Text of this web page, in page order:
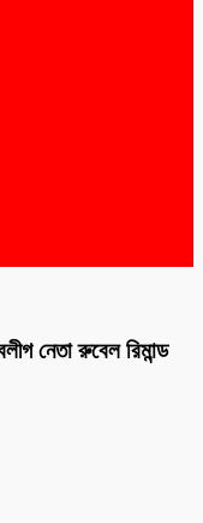
নেতা রুবেল রিমান্ড